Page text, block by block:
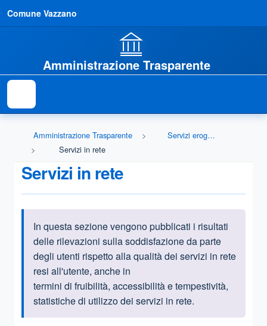
Comune Vazzano
Amministrazione Trasparente
Amministrazione Trasparente
Servizi erogati
Servizi in rete
Servizi in rete
Informazioni introduttive
In questa sezione vengono pubblicati i risultati
delle rilevazioni sulla soddisfazione da parte
degli utenti rispetto alla qualità dei servizi in rete
resi all'utente, anche in
termini di fruibilità, accessibilità e tempestività,
statistiche di utilizzo dei servizi in rete.